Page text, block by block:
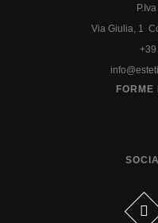
Via Giulia, 1
FORME